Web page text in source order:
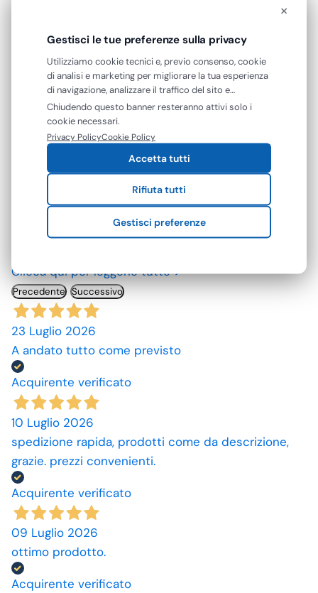
RECENSIONI VERIFICATE
Cosa dicono di noi
Eccellente
recensioni
Clicca qui per leggerle tutte >
Precedente Successivo
23 Luglio 2026
A andato tutto come previsto
Acquirente verificato
10 Luglio 2026
spedizione rapida, prodotti come da descrizione,
grazie. prezzi convenienti.
Acquirente verificato
09 Luglio 2026
ottimo prodotto.
Acquirente verificato
×
Gestisci le tue preferenze sulla privacy
Utilizziamo cookie tecnici e, previo consenso, cookie
di analisi e marketing per migliorare la tua esperienza
di navigazione, analizzare il traffico del sito e
mostrarti contenuti e pubblicità personalizzati. Puoi
accettare tutti i cookie oppure gestire le tue
preferenze. Puoi modificare o revocare il consenso in
qualsiasi momento.
Chiudendo questo banner resteranno attivi solo i
cookie necessari.
Privacy PolicyCookie Policy
Accetta tutti
Rifiuta tutti
Gestisci preferenze